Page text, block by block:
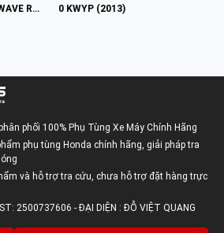
RS
0 KWYP (2013)
phối 100% Phụ Tùng Xe Máy Chính Hãng
phụ tùng Honda chính hãng, giải pháp tra
và hỗ trợ tra cứu, chưa hỗ trợ đặt hàng trực
2500737606 - ĐẠI DIỆN : ĐỖ VIỆT QUANG